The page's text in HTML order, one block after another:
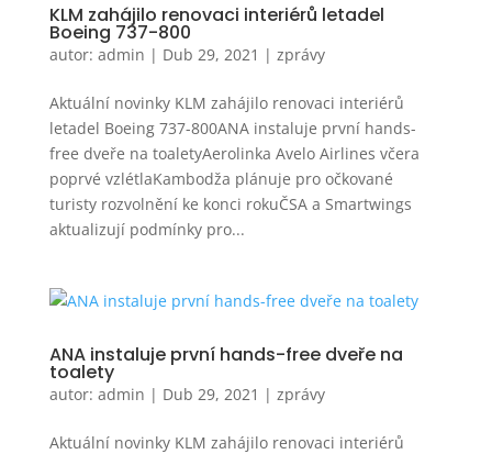
KLM zahájilo renovaci interiérů letadel
Boeing 737-800
autor: admin | Dub 29, 2021 | zprávy
Aktuální novinky KLM zahájilo renovaci interiérů
letadel Boeing 737-800ANA instaluje první hands-
free dveře na toaletyAerolinka Avelo Airlines včera
poprvé vzlétlaKambodža plánuje pro očkované
turisty rozvolnění ke konci rokuČSA a Smartwings
aktualizují podmínky pro...
ANA instaluje první hands-free dveře na
toalety
autor: admin | Dub 29, 2021 | zprávy
Aktuální novinky KLM zahájilo renovaci interiérů